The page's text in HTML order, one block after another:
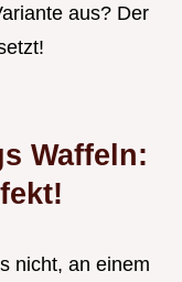
aus? Der
Waffeln:
nicht, an einem